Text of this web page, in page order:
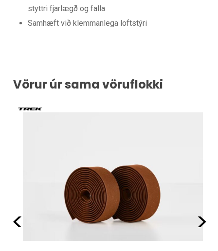
styttri fjarlægð og falla
Samhæft við klemmanlega loftstýri
Vörur úr sama vöruflokki